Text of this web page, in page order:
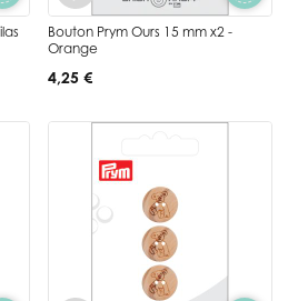
Bouton Prym Ours 15 mm x2 -
Orange
4,25 €